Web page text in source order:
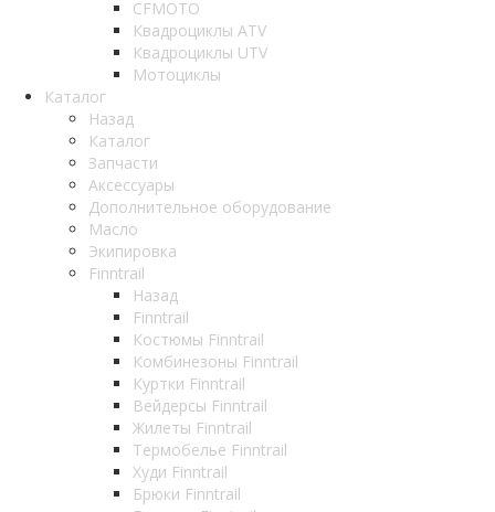
CFMOTO
Квадроциклы ATV
Квадроциклы UTV
Мотоциклы
Каталог
Назад
Каталог
Запчасти
Аксессуары
Дополнительное оборудование
Масло
Экипировка
Finntrail
Назад
Finntrail
Костюмы Finntrail
Комбинезоны Finntrail
Куртки Finntrail
Вейдерсы Finntrail
Жилеты Finntrail
Термобелье Finntrail
Худи Finntrail
Брюки Finntrail